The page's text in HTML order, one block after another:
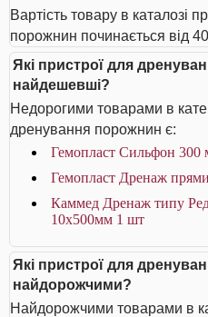
Вартість товару в каталозі
порожнин починається від
Які пристрої для
найдешевші?
Недорогими товарами в
дренування порожнин є:
Гемопласт Сильфон 300
Гемопласт Дренаж
Каммед Дренаж типу
10x500мм 1 шт
Які пристрої для
найдорожчими?
Найдорожчими товарами в